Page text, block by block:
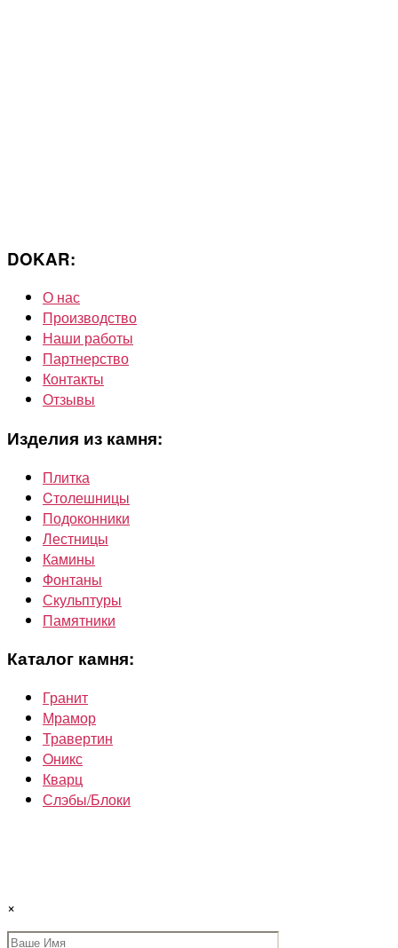
DOKAR:
О нас
Производство
Наши работы
Партнерство
Контакты
Отзывы
Изделия из камня:
Плитка
Cтолешницы
Подоконники
Лестницы
Камины
Фонтаны
Скульптуры
Памятники
Каталог камня:
Гранит
Мрамор
Травертин
Oникс
Кварц
Слэбы/Блоки
×